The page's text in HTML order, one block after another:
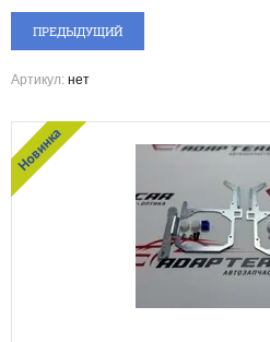
ПРЕДЫДУЩИЙ
Артикул: нет
Новинка